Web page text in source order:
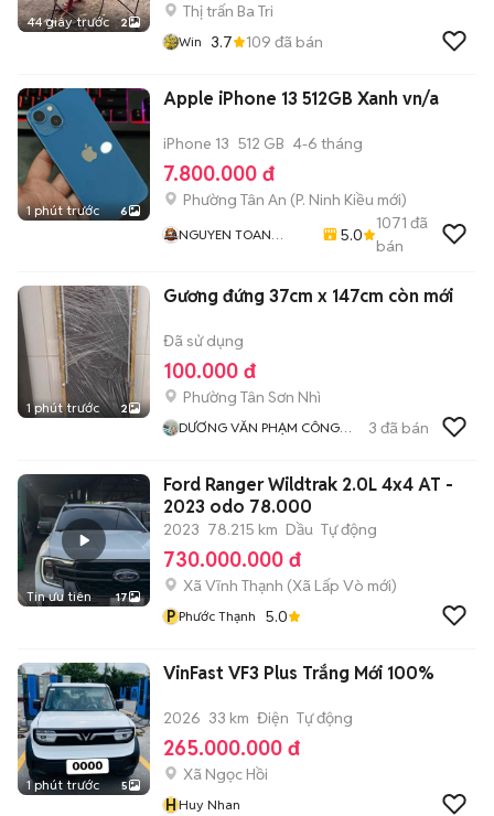
44 giây trước 2
Thị trấn Ba Tri
Win 3.7 109 đã bán
1 phút trước 6
Apple iPhone 13 512GB Xanh vn/a
iPhone 13 512 GB 4-6 tháng
7.800.000 đ
Phường Tân An (P. Ninh Kiều mới)
NGUYEN TOAN
5.0
1071 đã
bán
1 phút trước 2
Gương đứng 37cm x 147cm còn mới
Đã sử dụng
100.000 đ
Phường Tân Sơn Nhì
DƯƠNG VĂN PHẠM CÔNG
3 đã bán
Tin ưu tiên 17
Ford Ranger Wildtrak 2.0L 4x4 AT -
2023 odo 78.000
2023 78.215 km Dầu Tự động
730.000.000 đ
Xã Vĩnh Thạnh (Xã Lấp Vò mới)
P Phước Thạnh 5.0
1 phút trước 5
VinFast VF3 Plus Trắng Mới 100%
2026 33 km Điện Tự động
265.000.000 đ
Xã Ngọc Hồi
HHuy Nhan